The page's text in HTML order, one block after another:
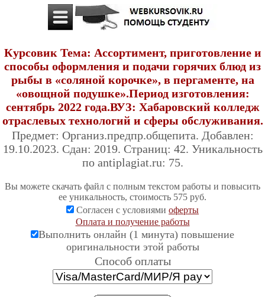
Курсовик Тема: Ассортимент, приготовление и
способы оформления и подачи горячих блюд из
рыбы в «соляной корочке», в пергаменте, на
«овощной подушке».Период изготовления:
сентябрь 2022 года.ВУЗ: Хабаровский колледж
отраслевых технологий и сферы обслуживания.
Предмет: Организ.предпр.общепита. Добавлен:
19.10.2023. Сдан: 2019. Страниц: 42. Уникальность
по antiplagiat.ru: 75.
Вы можете скачать файл с полным текстом работы и повысить
ее уникальность, стоимость 575 руб.
Согласен с условиями оферты
Оплата и получение работы
Выполнить онлайн (1 минута) повышение
оригинальности этой работы
Cпособ оплаты